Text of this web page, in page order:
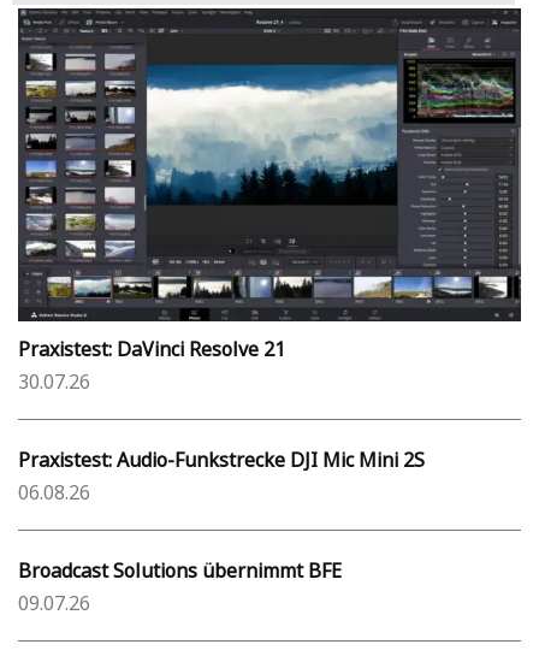
Praxistest: DaVinci Resolve 21
30.07.26
Praxistest: Audio-Funkstrecke DJI Mic Mini 2S
06.08.26
Broadcast Solutions übernimmt BFE
09.07.26